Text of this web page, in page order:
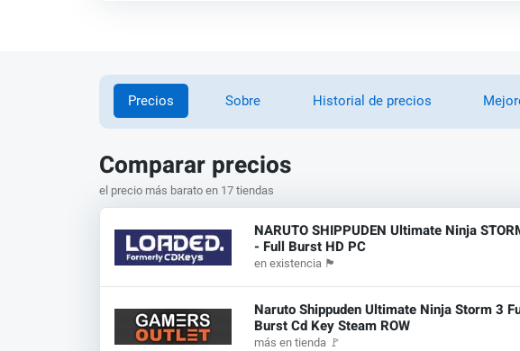
Precios Sobre Historial de precios
Comparar precios
el precio más barato en 17 tiendas
NARUTO SHIPPUDEN Ultimate Ninja
- Full Burst HD PC
en existencia 🏴
Naruto Shippuden Ultimate Ninja Storm 3
Burst Cd Key Steam ROW
más en tienda 🚩